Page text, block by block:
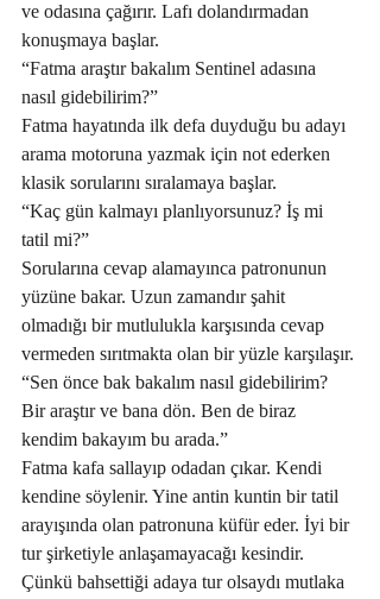
ve odasına çağırır. Lafı dolandırmadan
konuşmaya başlar.
“Fatma araştır bakalım Sentinel adasına
nasıl gidebilirim?”
Fatma hayatında ilk defa duyduğu bu adayı
arama motoruna yazmak için not ederken
klasik sorularını sıralamaya başlar.
“Kaç gün kalmayı planlıyorsunuz? İş mi
tatil mi?”
Sorularına cevap alamayınca patronunun
yüzüne bakar. Uzun zamandır şahit
olmadığı bir mutlulukla karşısında cevap
vermeden sırıtmakta olan bir yüzle karşılaşır.
“Sen önce bak bakalım nasıl gidebilirim?
Bir araştır ve bana dön. Ben de biraz
kendim bakayım bu arada.”
Fatma kafa sallayıp odadan çıkar. Kendi
kendine söylenir. Yine antin kuntin bir tatil
arayışında olan patronuna küfür eder. İyi bir
tur şirketiyle anlaşamayacağı kesindir.
Çünkü bahsettiği adaya tur olsaydı mutlaka